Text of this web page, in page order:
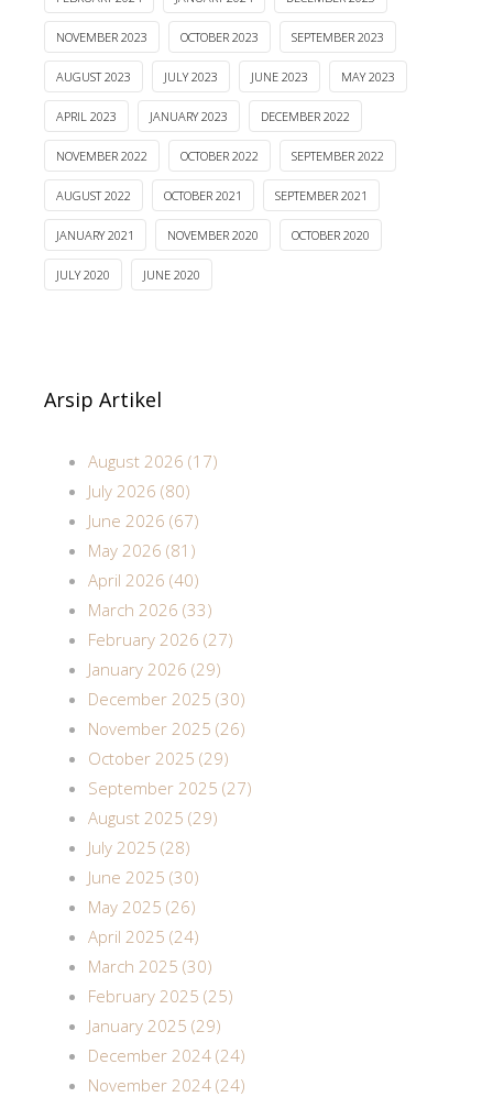
NOVEMBER 2023 OCTOBER 2023 SEPTEMBER 2023
AUGUST 2023 JULY 2023 JUNE 2023 MAY 2023
APRIL 2023 JANUARY 2023 DECEMBER 2022
NOVEMBER 2022 OCTOBER 2022 SEPTEMBER 2022
AUGUST 2022 OCTOBER 2021 SEPTEMBER 2021
JANUARY 2021 NOVEMBER 2020 OCTOBER 2020
JULY 2020 JUNE 2020
Arsip Artikel
August 2026 (17)
July 2026 (80)
June 2026 (67)
May 2026 (81)
April 2026 (40)
March 2026 (33)
February 2026 (27)
January 2026 (29)
December 2025 (30)
November 2025 (26)
October 2025 (29)
September 2025 (27)
August 2025 (29)
July 2025 (28)
June 2025 (30)
May 2025 (26)
April 2025 (24)
March 2025 (30)
February 2025 (25)
January 2025 (29)
December 2024 (24)
November 2024 (24)